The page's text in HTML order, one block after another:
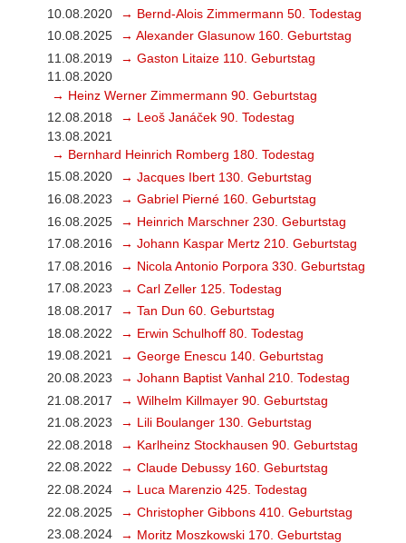
10.08.2020
→ Bernd-Alois Zimmermann 50. Todestag
10.08.2025
→ Alexander Glasunow 160. Geburtstag
11.08.2019
→ Gaston Litaize 110. Geburtstag
11.08.2020
→ Heinz Werner Zimmermann 90. Geburtstag
12.08.2018
→ Leoš Janáček 90. Todestag
13.08.2021
→ Bernhard Heinrich Romberg 180. Todestag
15.08.2020
→ Jacques Ibert 130. Geburtstag
16.08.2023
→ Gabriel Pierné 160. Geburtstag
16.08.2025
→ Heinrich Marschner 230. Geburtstag
17.08.2016
→ Johann Kaspar Mertz 210. Geburtstag
17.08.2016
→ Nicola Antonio Porpora 330. Geburtstag
17.08.2023
→ Carl Zeller 125. Todestag
18.08.2017
→ Tan Dun 60. Geburtstag
18.08.2022
→ Erwin Schulhoff 80. Todestag
19.08.2021
→ George Enescu 140. Geburtstag
20.08.2023
→ Johann Baptist Vanhal 210. Todestag
21.08.2017
→ Wilhelm Killmayer 90. Geburtstag
21.08.2023
→ Lili Boulanger 130. Geburtstag
22.08.2018
→ Karlheinz Stockhausen 90. Geburtstag
22.08.2022
→ Claude Debussy 160. Geburtstag
22.08.2024
→ Luca Marenzio 425. Todestag
22.08.2025
→ Christopher Gibbons 410. Geburtstag
23.08.2024
→ Moritz Moszkowski 170. Geburtstag